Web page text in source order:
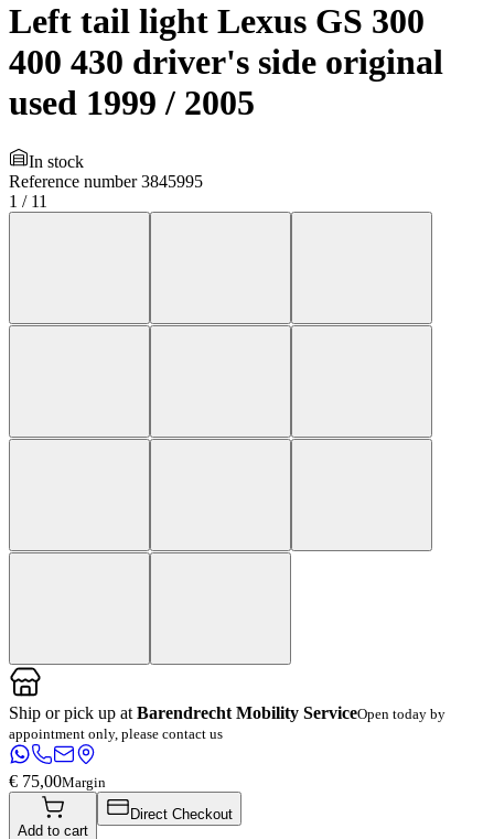
Left tail light Lexus GS 300
400 430 driver's side original
used 1999 / 2005
In stock
Reference number 3845995
1 / 11
Ship or pick up at Barendrecht Mobility ServiceOpen today by
appointment only, please contact us
€ 75,00Margin
Add to cart
Direct Checkout